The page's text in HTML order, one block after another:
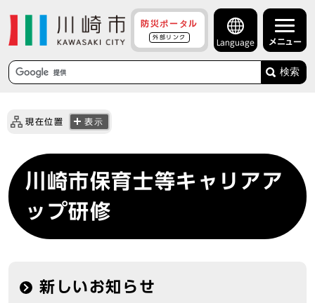
防災ポータル
外部リンク
Language メニュー
検索
現在位置 表示
川崎市保育士等キャリアア
ップ研修
新しいお知らせ